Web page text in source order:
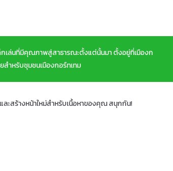
กเล่นที่มีคุณภาพสู่สาธารณะตั้งแต่นั้นมา ตั้งอยู่ที่เมืองก
สำหรับชุมชนเมืองกอร์ทเทม
ละสร้างหน้าใหม่สำหรับเนื้อหาของคุณ สนุกกัน!